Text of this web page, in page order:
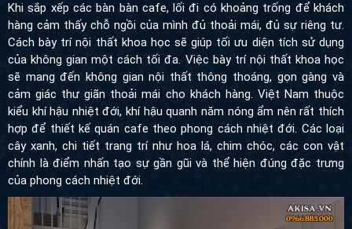
Khi sắp xếp các bàn bàn cafe, lối đi có khoảng trống để khách
hàng cảm thấy chỗ ngồi của mình đủ thoải mái, đủ sự riêng tư.
Cách bày trí nội thất khoa học sẽ giúp tối ưu diện tích sử dụng
của không gian một cách tối đa. Việc bày trí nội thất khoa học
sẽ mang đến không gian nội thất thông thoáng, gọn gàng và
cảm giác thư giãn thoải mái cho khách hàng. Việt Nam thuộc
kiểu khí hậu nhiệt đới, khí hậu quanh năm nóng ẩm nên rất thích
hợp để thiết kế quán cafe theo phong cách nhiệt đới. Các loại
cây xanh, chi tiết trang trí như hoa lá, chim chóc, các con vật
chính là điểm nhấn tạo sự gần gũi và thể hiện đúng đặc trưng
của phong cách nhiệt đới.